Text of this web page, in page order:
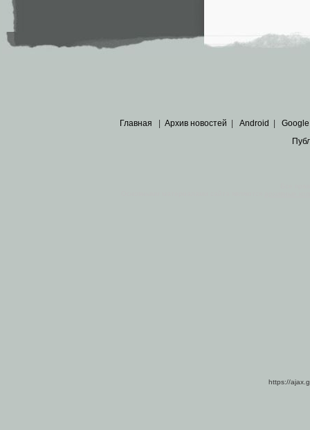
Главная Архив новостей Android Google
https://